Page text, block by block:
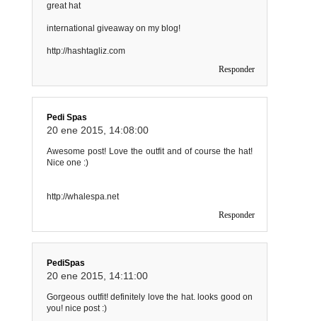
great hat
international giveaway on my blog!
http://hashtagliz.com
Responder
Pedi Spas
20 ene 2015, 14:08:00
Awesome post! Love the outfit and of course the hat!
Nice one :)
http://whalespa.net
Responder
PediSpas
20 ene 2015, 14:11:00
Gorgeous outfit! definitely love the hat. looks good on
you! nice post :)